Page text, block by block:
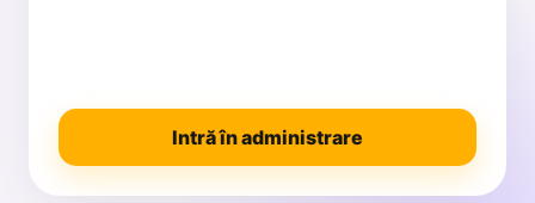
Intră în administrare